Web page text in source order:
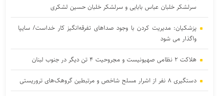
سرلشکر خلبان عباس بابایی و سرلشکر خلبان حسین لشکری
پزشکیان: مدیریت کردن با وجود صداهای تفرقه‌انگیز کار خداست/ سایپا
واگذار می شود
هلاکت ۲ نظامی صهیونیست و مجروحیت ۴ تن دیگر در جنوب لبنان
دستگیری ۸ نفر از اشرار مسلح شاخص و مرتبطین گروهک‌های تروریستی